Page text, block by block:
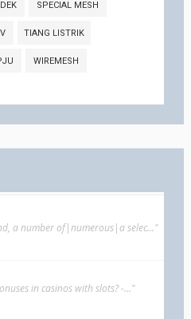
SPECIAL MESH
TIANG LISTRIK
WIREMESH
a number of|numerous|a selec..."
in casinos with slots? -..."